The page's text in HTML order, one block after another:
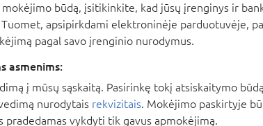
būdą, įsitikinkite, kad jūsų įrenginys ir
Tuomet, apsipirkdami elektroninėje parduotuvėje,
pagal savo įrenginio nurodymus.
asmenims:
į mūsų sąskaitą. Pasirinkę tokį atsiskaitymo
nurodytais rekvizitais. Mokėjimo paskirtyje
pradedamas vykdyti tik gavus apmokėjimą.